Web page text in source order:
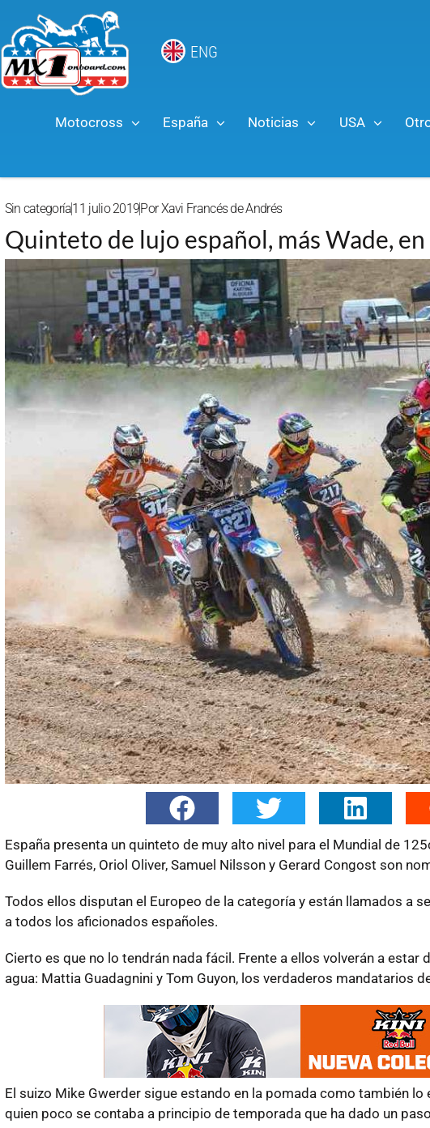
ENG
Motocross España Noticias USA
Sin categoría11 julio 2019PorXavi Francés de Andrés
Quinteto de lujo español, más Wade,
España presenta un quinteto de muy alto nivel para el Mundial de
Guillem Farrés, Oriol Oliver, Samuel Nilsson y Gerard Congost son
Todos ellos disputan el Europeo de la categoría y están llamados a
a todos los aficionados españoles.
Cierto es que no lo tendrán nada fácil. Frente a ellos volverán a
agua: Mattia Guadagnini y Tom Guyon, los verdaderos mandatarios
El suizo Mike Gwerder sigue estando en la pomada como también
quien poco se contaba a principio de temporada que ha dado un